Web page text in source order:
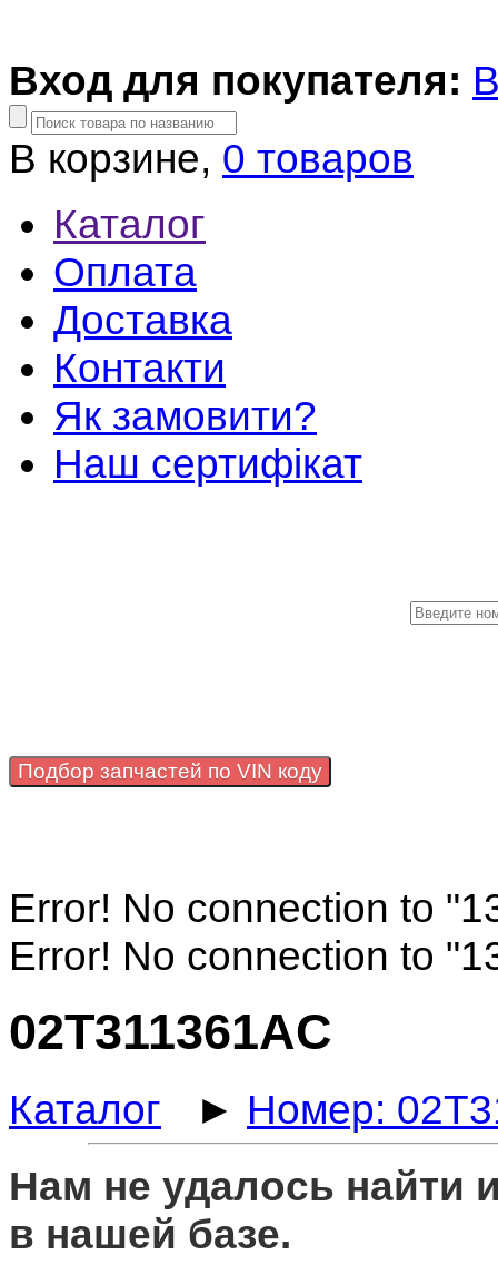
Вход для покупателя:
В корзине, 0 товаров
Каталог
Оплата
Доставка
Контакти
Як замовити?
Наш сертифікат
Подбор запчастей по VIN коду
Error! No connection to
Error! No connection to
02T311361AC
Каталог ► Номер:
Нам не удалось найти
в нашей базе.